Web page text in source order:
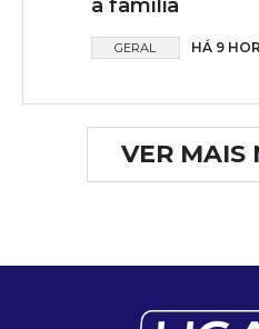
a família
GERAL HÁ 9
VER MAIS